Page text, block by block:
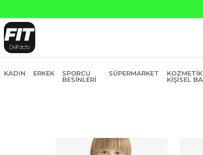
KADIN ERKEK
SPORCU
BESINLERI
SÜPERMARKET
KIŞISEL